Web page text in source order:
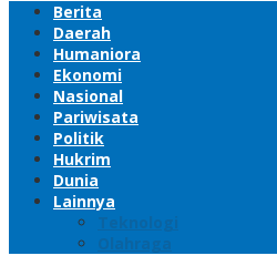
Berita
Daerah
Humaniora
Ekonomi
Nasional
Pariwisata
Politik
Hukrim
Dunia
Lainnya
Teknologi
Olahraga